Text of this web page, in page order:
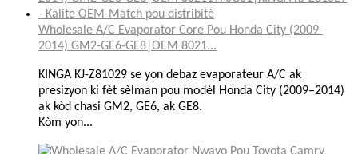
Wholesale A/C Evaporator Core Pou Honda City (2009-
2014) GM2-GE6-GE8|OEM 8021...
KINGA KJ-Z81029 se yon debaz evaporateur A/C ak
presizyon ki fèt sèlman pou modèl Honda City (2009–2014)
ak kòd chasi GM2, GE6, ak GE8.
Kòm yon...